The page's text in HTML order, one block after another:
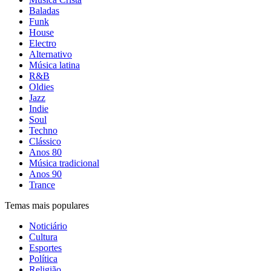
Baladas
Funk
House
Electro
Alternativo
Música latina
R&B
Oldies
Jazz
Indie
Soul
Techno
Clássico
Anos 80
Música tradicional
Anos 90
Trance
Temas mais populares
Noticiário
Cultura
Esportes
Política